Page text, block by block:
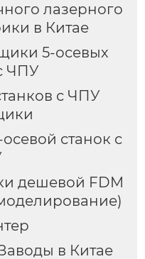
лазерного
в Китае
5-осевых
ЧПУ
с ЧПУ
станок с
дешевой FDM
в Китае